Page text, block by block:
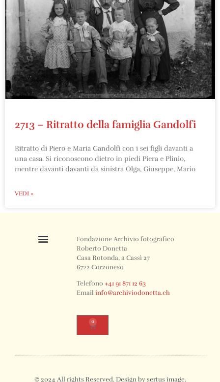
2713 – Ritratto della famiglia Gandolfi
Ritratto di Piero e Maria Gandolfi con i sei figli davanti a
una casa. Si riconoscono dietro in piedi Piera e Plinio,
mentre davanti davanti da sinistra Olga, Giuseppe, Mario
VEDI »
Fondazione Archivio fotografico
Roberto Donetta
Casa Rotonda, a Cassì 27
6722 Corzoneso
Telefono+41 91 871 12 63
Emailinfo@archiviodonetta.ch
0
© 2024 All rights Reserved. Design by sertus image.